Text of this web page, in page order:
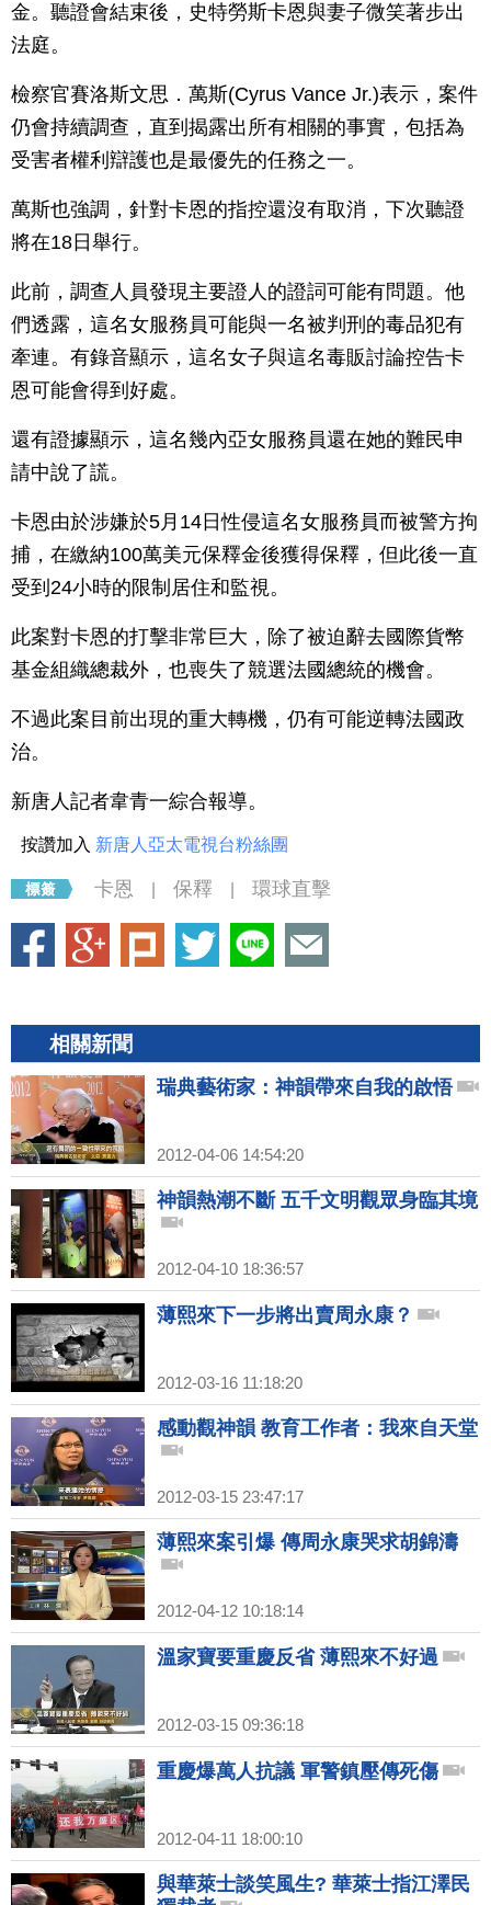
金。聽證會結束後，史特勞斯卡恩與妻子微笑著步出
法庭。
檢察官賽洛斯文思．萬斯(Cyrus Vance Jr.)表示，案件
仍會持續調查，直到揭露出所有相關的事實，包括為
受害者權利辯護也是最優先的任務之一。
萬斯也強調，針對卡恩的指控還沒有取消，下次聽證
將在18日舉行。
此前，調查人員發現主要證人的證詞可能有問題。他
們透露，這名女服務員可能與一名被判刑的毒品犯有
牽連。有錄音顯示，這名女子與這名毒販討論控告卡
恩可能會得到好處。
還有證據顯示，這名幾內亞女服務員還在她的難民申
請中說了謊。
卡恩由於涉嫌於5月14日性侵這名女服務員而被警方拘
捕，在繳納100萬美元保釋金後獲得保釋，但此後一直
受到24小時的限制居住和監視。
此案對卡恩的打擊非常巨大，除了被迫辭去國際貨幣
基金組織總裁外，也喪失了競選法國總統的機會。
不過此案目前出現的重大轉機，仍有可能逆轉法國政
治。
新唐人記者韋青一綜合報導。
按讚加入 新唐人亞太電視台粉絲團
卡恩 保釋 環球直擊
相關新聞
瑞典藝術家：神韻帶來自我的啟悟
2012-04-06 14:54:20
神韻熱潮不斷 五千文明觀眾身臨其境
2012-04-10 18:36:57
薄熙來下一步將出賣周永康？
2012-03-16 11:18:20
感動觀神韻 教育工作者：我來自天堂
2012-03-15 23:47:17
薄熙來案引爆 傳周永康哭求胡錦濤
2012-04-12 10:18:14
溫家寶要重慶反省 薄熙來不好過
2012-03-15 09:36:18
重慶爆萬人抗議 軍警鎮壓傳死傷
2012-04-11 18:00:10
與華萊士談笑風生? 華萊士指江澤民